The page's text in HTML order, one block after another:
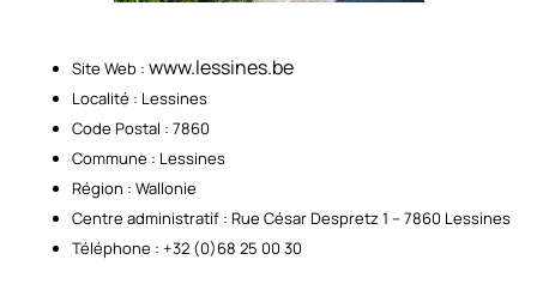
Site Web : www.lessines.be
Localité : Lessines
Code Postal : 7860
Commune : Lessines
Région : Wallonie
Centre administratif : Rue César Despretz 1 – 7860 Lessines
Téléphone : +32 (0)68 25 00 30